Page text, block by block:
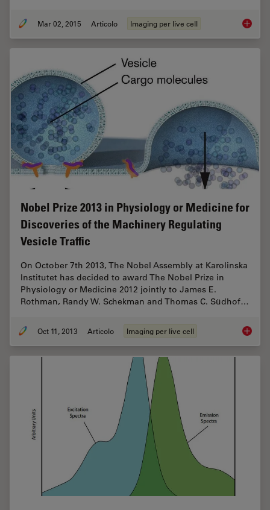
Mar 02, 2015 Articolo Imaging per live cell
Nobel Prize 2013 in Physiology or Medicine for
Discoveries of the Machinery Regulating
Vesicle Traffic
On October 7th 2013, The Nobel Assembly at Karolinska
Institutet has decided to award The Nobel Prize in
Physiology or Medicine 2012 jointly to James E.
Rothman, Randy W. Schekman and Thomas C. Südhof…
Oct 11, 2013 Articolo Imaging per live cell Nobel